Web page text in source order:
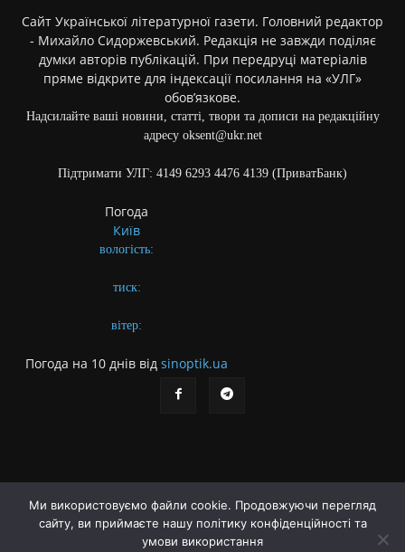
Сайт Української літературної газети. Головний редактор
- Михайло Сидоржевський. Редакція не завжди поділяє
думки авторів публікацій. При передруці матеріалів
пряме відкрите для індексації посилання на «УЛГ»
обов’язкове.
Надсилайте ваші новини, статті, твори та дописи на редакційну
адресу oksent@ukr.net
Підтримати УЛГ: 4149 6293 4476 4139 (ПриватБанк)
Погода
Київ
вологість:
тиск:
вітер:
Погода на 10 днів від sinoptik.ua
Про газету
Правила користування сайтом
Політика конфіденційності
Ми використовуємо файли cookie. Продовжуючи перегляд
сайту, ви приймаєте нашу політику конфіденційності та
умови використання